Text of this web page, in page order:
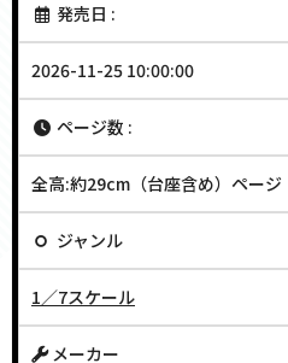
発売日 :
2026-11-25 10:00:00
ページ数 :
全高:約29cm（台座含め）ページ
ジャンル
1／7スケール
メーカー